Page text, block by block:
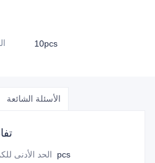
10pcs
الأسئلة الشائعة
الحد الأدنى 10pcs